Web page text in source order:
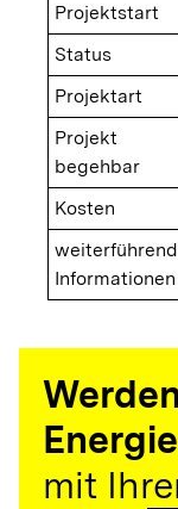
Projektstart
Status
Projektart
Projekt
begehbar
Kosten
Informationen
mit